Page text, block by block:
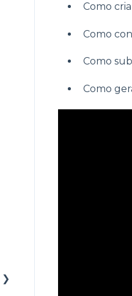
Como
Como
Como
Como